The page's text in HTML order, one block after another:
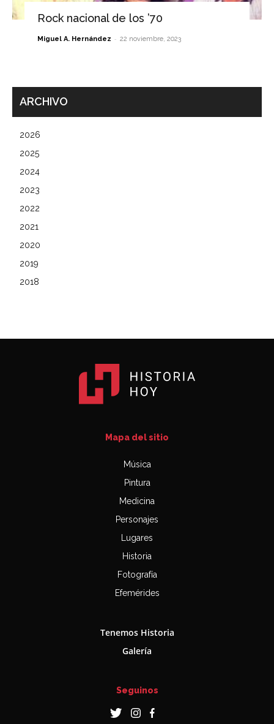
Rock nacional de los ’70
Miguel A. Hernández - 22 noviembre, 2023
ARCHIVO
2026
2025
2024
2023
2022
2021
2020
2019
2018
Mapa del sitio
Música
Pintura
Medicina
Personajes
Lugares
Historia
Fotografía
Efemérides
Tenemos Historia
Galería
Seguinos